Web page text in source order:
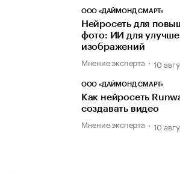
ООО «ДАЙМОНД СМАРТ»
Нейросеть для
фото: ИИ для
изображений
Мнение эксперта 10
ООО «ДАЙМОНД СМАРТ»
Как нейросеть
создавать видео
Мнение эксперта 10